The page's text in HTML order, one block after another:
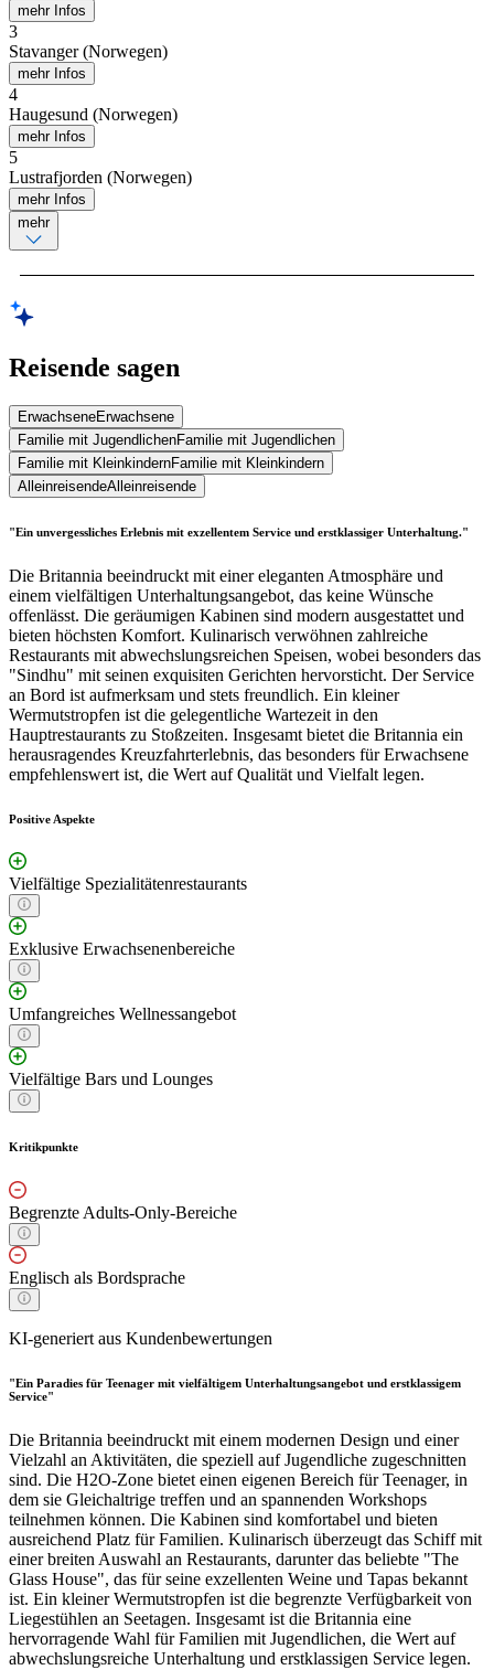
mehr Infos
3
Stavanger (Norwegen)
mehr Infos
4
Haugesund (Norwegen)
mehr Infos
5
Lustrafjorden (Norwegen)
mehr Infos
mehr
Reisende sagen
ErwachseneErwachsene
Familie mit JugendlichenFamilie mit Jugendlichen
Familie mit KleinkindernFamilie mit Kleinkindern
AlleinreisendeAlleinreisende
"Ein unvergessliches Erlebnis mit exzellentem Service und erstklassiger Unterhaltung."
Die Britannia beeindruckt mit einer eleganten Atmosphäre und
einem vielfältigen Unterhaltungsangebot, das keine Wünsche
offenlässt. Die geräumigen Kabinen sind modern ausgestattet und
bieten höchsten Komfort. Kulinarisch verwöhnen zahlreiche
Restaurants mit abwechslungsreichen Speisen, wobei besonders das
"Sindhu" mit seinen exquisiten Gerichten hervorsticht. Der Service
an Bord ist aufmerksam und stets freundlich. Ein kleiner
Wermutstropfen ist die gelegentliche Wartezeit in den
Hauptrestaurants zu Stoßzeiten. Insgesamt bietet die Britannia ein
herausragendes Kreuzfahrterlebnis, das besonders für Erwachsene
empfehlenswert ist, die Wert auf Qualität und Vielfalt legen.
Positive Aspekte
Vielfältige Spezialitätenrestaurants
Exklusive Erwachsenenbereiche
Umfangreiches Wellnessangebot
Vielfältige Bars und Lounges
Kritikpunkte
Begrenzte Adults-Only-Bereiche
Englisch als Bordsprache
KI-generiert aus Kundenbewertungen
"Ein Paradies für Teenager mit vielfältigem Unterhaltungsangebot und erstklassigem
Service"
Die Britannia beeindruckt mit einem modernen Design und einer
Vielzahl an Aktivitäten, die speziell auf Jugendliche zugeschnitten
sind. Die H2O-Zone bietet einen eigenen Bereich für Teenager, in
dem sie Gleichaltrige treffen und an spannenden Workshops
teilnehmen können. Die Kabinen sind komfortabel und bieten
ausreichend Platz für Familien. Kulinarisch überzeugt das Schiff mit
einer breiten Auswahl an Restaurants, darunter das beliebte "The
Glass House", das für seine exzellenten Weine und Tapas bekannt
ist. Ein kleiner Wermutstropfen ist die begrenzte Verfügbarkeit von
Liegestühlen an Seetagen. Insgesamt ist die Britannia eine
hervorragende Wahl für Familien mit Jugendlichen, die Wert auf
abwechslungsreiche Unterhaltung und erstklassigen Service legen.